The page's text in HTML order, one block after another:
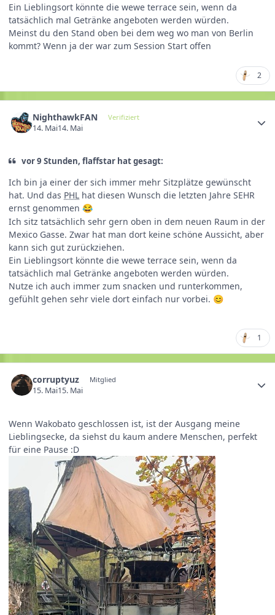
Ein Lieblingsort könnte die wewe terrace sein, wenn da
tatsächlich mal Getränke angeboten werden würden.
Meinst du den Stand oben bei dem weg wo man von Berlin
kommt? Wenn ja der war zum Session Start offen
2
NighthawkFAN Verifiziert
14. Mai14. Mai
vor 9 Stunden, flaffstar hat gesagt:
Ich bin ja einer der sich immer mehr Sitzplätze gewünscht
hat. Und das PHL hat diesen Wunsch die letzten Jahre SEHR
ernst genommen 😂
Ich sitz tatsächlich sehr gern oben in dem neuen Raum in der
Mexico Gasse. Zwar hat man dort keine schöne Aussicht, aber
kann sich gut zurückziehen.
Ein Lieblingsort könnte die wewe terrace sein, wenn da
tatsächlich mal Getränke angeboten werden würden.
Nutze ich auch immer zum snacken und runterkommen,
gefühlt gehen sehr viele dort einfach nur vorbei. 😊
1
corruptyuz Mitglied
15. Mai15. Mai
Wenn Wakobato geschlossen ist, ist der Ausgang meine
Lieblingsecke, da siehst du kaum andere Menschen, perfekt
für eine Pause :D